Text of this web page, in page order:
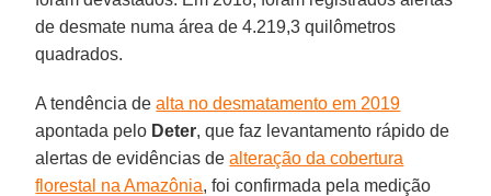
de desmate numa área de 4.219,3 quilômetros
quadrados.
A tendência dealta no desmatamento em 2019
apontada pelo Deter, que faz levantamento rápido de
alertas de evidências dealteração da cobertura
florestal na Amazônia, foi confirmada pela medição